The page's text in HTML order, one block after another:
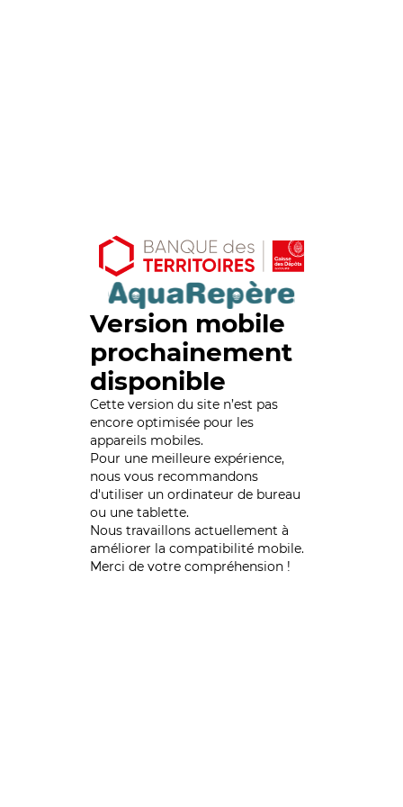
Version mobile
prochainement
disponible
Cette version du site n’est pas
encore optimisée pour les
appareils mobiles.
Pour une meilleure expérience,
nous vous recommandons
d'utiliser un ordinateur de bureau
ou une tablette.
Nous travaillons actuellement à
améliorer la compatibilité mobile.
Merci de votre compréhension !